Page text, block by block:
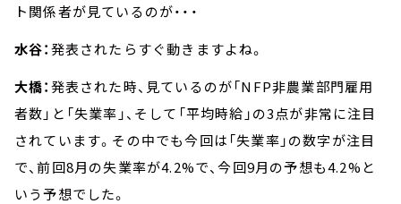
ト関係者が見ているのが・・・
水谷：発表されたらすぐ動きますよね。
大橋：発表された時、見ているのが「NFP非農業部門雇用
者数」と「失業率」、そして「平均時給」の3点が非常に注目
されています。その中でも今回は「失業率」の数字が注目
で、前回8月の失業率が4.2%で、今回9月の予想も4.2%と
いう予想でした。